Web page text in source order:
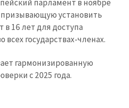
парламент в ноябре
установить
16 лет для доступа
государствах-членах.
гармонизированную
с 2025 года.